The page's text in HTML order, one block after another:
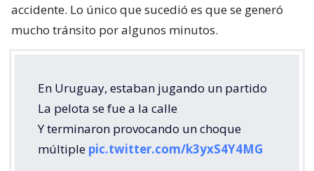
accidente. Lo único que sucedió es que se generó
mucho tránsito por algunos minutos.
En Uruguay, estaban jugando un partido
La pelota se fue a la calle
Y terminaron provocando un choque
múltiple pic.twitter.com/k3yxS4Y4MG